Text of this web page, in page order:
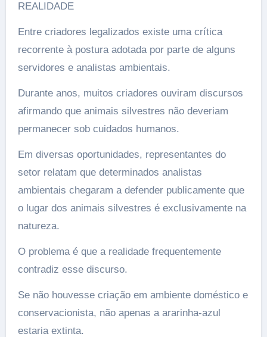
REALIDADE
Entre criadores legalizados existe uma crítica
recorrente à postura adotada por parte de alguns
servidores e analistas ambientais.
Durante anos, muitos criadores ouviram discursos
afirmando que animais silvestres não deveriam
permanecer sob cuidados humanos.
Em diversas oportunidades, representantes do
setor relatam que determinados analistas
ambientais chegaram a defender publicamente que
o lugar dos animais silvestres é exclusivamente na
natureza.
O problema é que a realidade frequentemente
contradiz esse discurso.
Se não houvesse criação em ambiente doméstico e
conservacionista, não apenas a ararinha-azul
estaria extinta.